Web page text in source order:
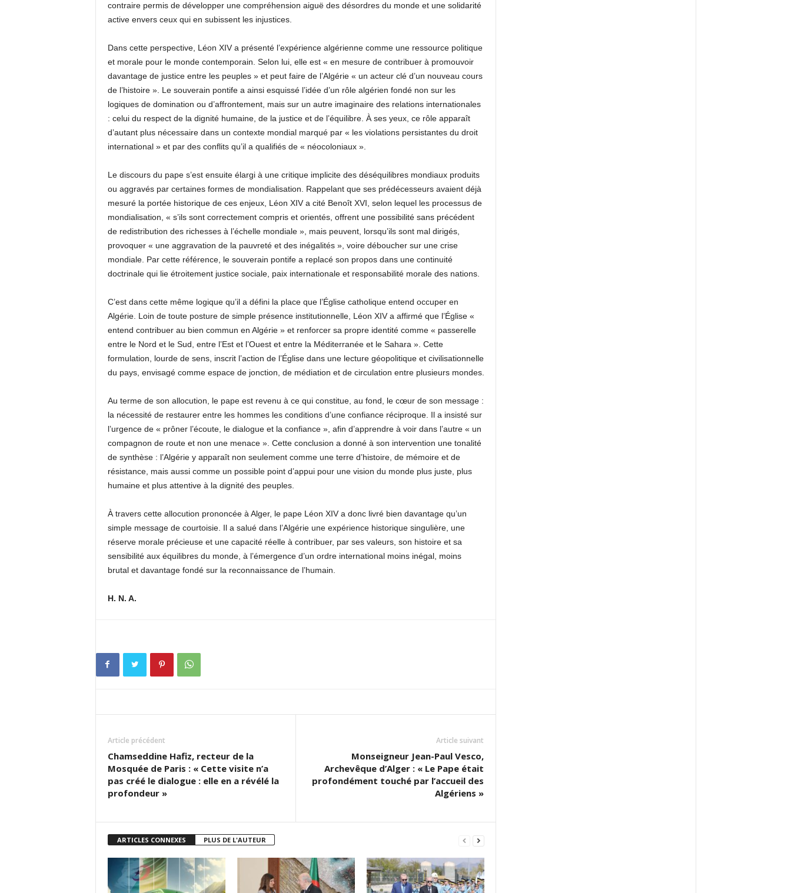
contraire permis de développer une compréhension aiguë des désordres du monde et une solidarité
active envers ceux qui en subissent les injustices.
Dans cette perspective, Léon XIV a présenté l’expérience algérienne comme une ressource politique
et morale pour le monde contemporain. Selon lui, elle est « en mesure de contribuer à promouvoir
davantage de justice entre les peuples » et peut faire de l’Algérie « un acteur clé d’un nouveau cours
de l’histoire ». Le souverain pontife a ainsi esquissé l’idée d’un rôle algérien fondé non sur les
logiques de domination ou d’affrontement, mais sur un autre imaginaire des relations internationales
: celui du respect de la dignité humaine, de la justice et de l’équilibre. À ses yeux, ce rôle apparaît
d’autant plus nécessaire dans un contexte mondial marqué par « les violations persistantes du droit
international » et par des conflits qu’il a qualifiés de « néocoloniaux ».
Le discours du pape s’est ensuite élargi à une critique implicite des déséquilibres mondiaux produits
ou aggravés par certaines formes de mondialisation. Rappelant que ses prédécesseurs avaient déjà
mesuré la portée historique de ces enjeux, Léon XIV a cité Benoît XVI, selon lequel les processus de
mondialisation, « s’ils sont correctement compris et orientés, offrent une possibilité sans précédent
de redistribution des richesses à l’échelle mondiale », mais peuvent, lorsqu’ils sont mal dirigés,
provoquer « une aggravation de la pauvreté et des inégalités », voire déboucher sur une crise
mondiale. Par cette référence, le souverain pontife a replacé son propos dans une continuité
doctrinale qui lie étroitement justice sociale, paix internationale et responsabilité morale des nations.
C’est dans cette même logique qu’il a défini la place que l’Église catholique entend occuper en
Algérie. Loin de toute posture de simple présence institutionnelle, Léon XIV a affirmé que l’Église «
entend contribuer au bien commun en Algérie » et renforcer sa propre identité comme « passerelle
entre le Nord et le Sud, entre l’Est et l’Ouest et entre la Méditerranée et le Sahara ». Cette
formulation, lourde de sens, inscrit l’action de l’Église dans une lecture géopolitique et civilisationnelle
du pays, envisagé comme espace de jonction, de médiation et de circulation entre plusieurs mondes.
Au terme de son allocution, le pape est revenu à ce qui constitue, au fond, le cœur de son message :
la nécessité de restaurer entre les hommes les conditions d’une confiance réciproque. Il a insisté sur
l’urgence de « prôner l’écoute, le dialogue et la confiance », afin d’apprendre à voir dans l’autre « un
compagnon de route et non une menace ». Cette conclusion a donné à son intervention une tonalité
de synthèse : l’Algérie y apparaît non seulement comme une terre d’histoire, de mémoire et de
résistance, mais aussi comme un possible point d’appui pour une vision du monde plus juste, plus
humaine et plus attentive à la dignité des peuples.
À travers cette allocution prononcée à Alger, le pape Léon XIV a donc livré bien davantage qu’un
simple message de courtoisie. Il a salué dans l’Algérie une expérience historique singulière, une
réserve morale précieuse et une capacité réelle à contribuer, par ses valeurs, son histoire et sa
sensibilité aux équilibres du monde, à l’émergence d’un ordre international moins inégal, moins
brutal et davantage fondé sur la reconnaissance de l’humain.
H. N. A.
Article précédent
Chamseddine Hafiz, recteur de la
Mosquée de Paris : « Cette visite n’a
pas créé le dialogue : elle en a révélé la
profondeur »
Article suivant
Monseigneur Jean-Paul Vesco,
Archevêque d’Alger : « Le Pape était
profondément touché par l’accueil des
Algériens »
ARTICLES CONNEXES PLUS DE L'AUTEUR